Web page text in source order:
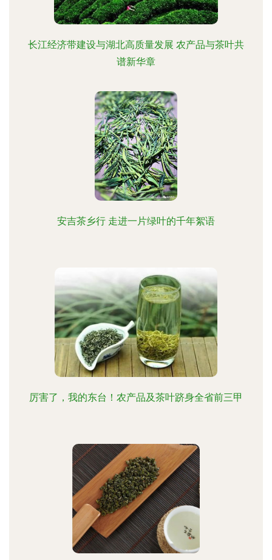
长江经济带建设与湖北高质量发展 农产品与茶叶共
谱新华章
安吉茶乡行 走进一片绿叶的千年絮语
厉害了，我的东台！农产品及茶叶跻身全省前三甲